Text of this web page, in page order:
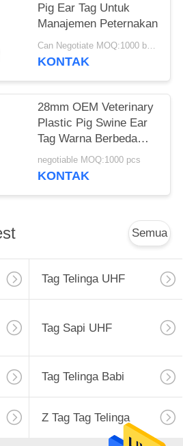
Pig Ear Tag Untuk
Manajemen Peternakan
Can Negotiate MOQ:1000 buah
KONTAK
28mm OEM Veterinary
Plastic Pig Swine Ear
Tag Warna Berbeda
Untuk Pertanian
negotiable MOQ:1000 pcs
KONTAK
Semua
Tag Telinga UHF
Tag Sapi UHF
Tag Telinga Babi
Z Tag Tag Telinga